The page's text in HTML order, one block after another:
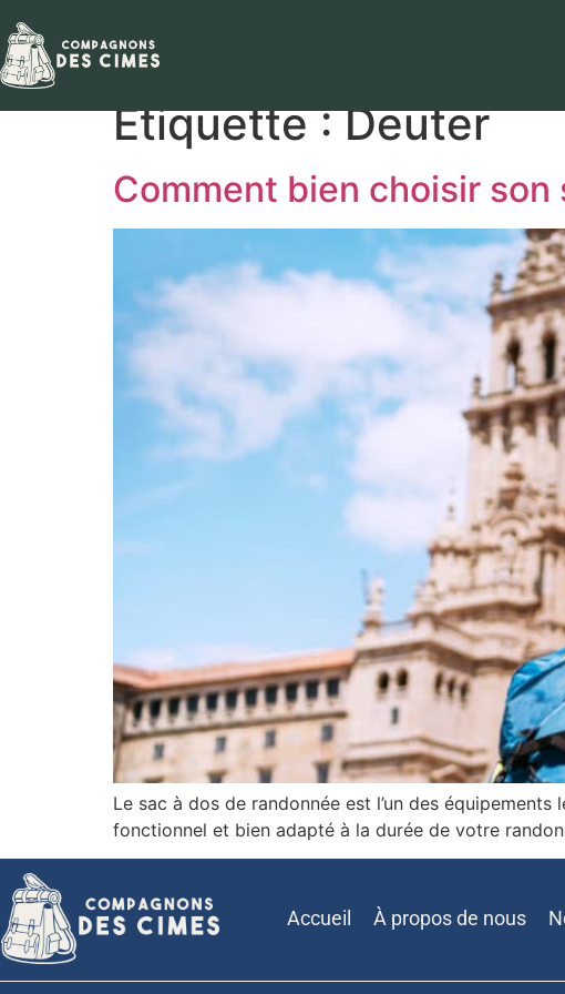
Étiquette :Deuter
Comment bien choisir son
Le sac à dos de randonnée est l’un des
fonctionnel et bien adapté à la durée de votre
Accueil À propos de nous